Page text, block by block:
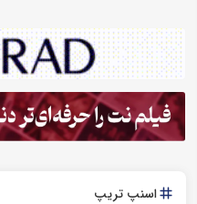
اسنپ تریپ